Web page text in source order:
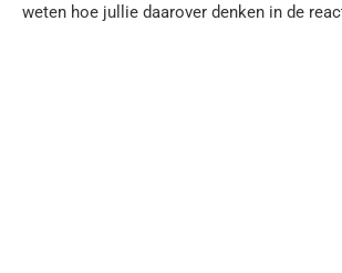
weten hoe jullie daarover denken in de